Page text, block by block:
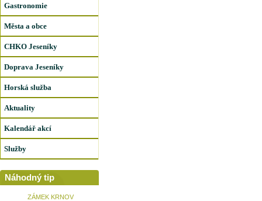
Gastronomie
Města a obce
CHKO Jeseníky
Doprava Jeseníky
Horská služba
Aktuality
Kalendář akcí
Služby
Náhodný tip
ZÁMEK KRNOV